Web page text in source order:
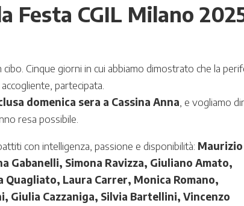
Festa CGIL Milano
Cinque giorni in cui abbiamo dimostrato che la
partecipata.
domenica sera a Cassina Anna , e vogliamo
resa possibile.
con intelligenza, passione e disponibilità: Maurizio
Gabanelli, Simona Ravizza, Giuliano Amato,
Laura Carrer, Monica Romano,
Giulia Cazzaniga, Silvia Bartellini, Vincenzo